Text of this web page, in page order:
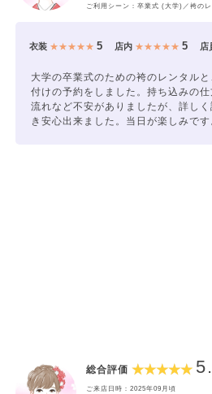
ご利用シーン：卒業式 (大学)／袴の
衣装 ★★★★★5 店内 ★★★★★ 5 店
大学の卒業式のための袴のレンタル
付けの予約をしました。持ち込みの
流れなど不安がありましたが、詳し
き安心出来ました。当日が楽しみです
総合評価
ご来店日時：2025年09月頃